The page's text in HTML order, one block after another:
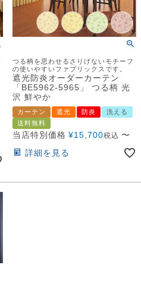
つる柄を思わせるさりげないモチーフ
の使いやすいファブリックスです。
遮光防炎オーダーカーテン
「BE5962-5965」 つる柄 光
沢 鮮やか
カーテン 遮光 防炎
洗える
送料無料
当店特別価格 ¥15,700税込 〜
詳細を見る